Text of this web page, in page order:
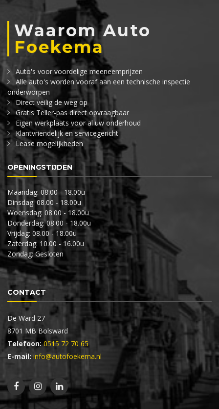
Waarom Auto
Foekema
Auto's voor voordelige meeneemprijzen
Alle auto's worden vooraf aan een technische inspectie
onderworpen
Direct veilig de weg op
Gratis Teller-pas direct opvraagbaar
Eigen werkplaats voor al uw onderhoud
Klantvriendelijk en servicegericht
Lease mogelijkheden
OPENINGSTIJDEN
Maandag: 08.00 - 18.00u
Dinsdag: 08.00 - 18.00u
Woensdag: 08.00 - 18.00u
Donderdag: 08.00 - 18.00u
Vrijdag: 08.00 - 18.00u
Zaterdag: 10.00 - 16.00u
Zondag: Gesloten
CONTACT
De Ward 27
8701 MB Bolsward
Telefoon: 0515 72 70 65
E-mail: info@autofoekema.nl